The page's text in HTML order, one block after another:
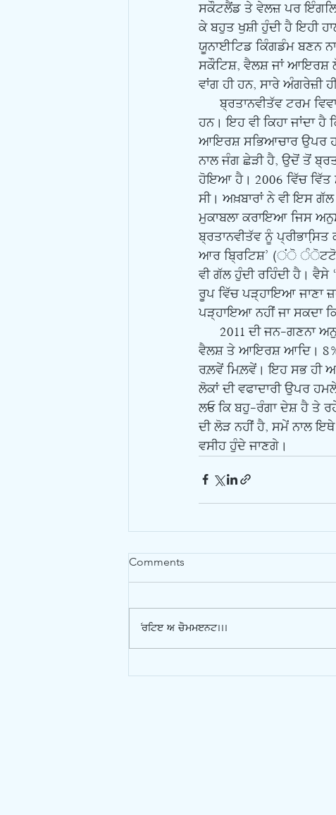
ਸਕੌਟਲੈਂਡ ਤੇ ਵੇਲਜ਼ ਪਰ
ਕੇ ਬਹੁਤ ਖੁਸ਼ੀ ਹੁੰਦੀ ਹੈ ਇਹੀ
ਯੂਨਾਈਟਿਡ ਕਿੰਗਡੰਮ ਬਣਨ
ਸਕੌਟਿਸ਼, ਵੈਲਸ਼ ਜਾਂ ਆਇਰਸ਼
ਵਾਂਗ ਹੀ ਹਨ, ਸਾਰੇ ਅੰਗਰੇਜ਼ੀ
ਹਨ। ਇਹ ਵੀ ਕਿਹਾ ਜਾਂਦਾ ਹੈ
ਆਇਰਸ਼ ਸਭਿਆਚਾਰ ਉਪਰ
ਨਾਲ ਜੰਗ ਛੇੜੀ ਹੈ, ਉਦੋਂ ਤੋਂ
ਹੋਇਆ ਹੈ। 2006 ਵਿੱਚ ਵਿੱਤ
ਸੀ। ਅਖ਼ਬਾਰਾਂ ਨੇ ਵੀ ਇਸ
ਮੁਕਾਬਲਾ ਕਰਾਇਆ ਜਿਸ
ਬ੍ਰਤਾਨਵੀਤੱਵ ਨੂੰ
ਆਰ ਬਿ੍ਰਟਿਸ਼’ (ਂੋ ੰੋਟਟੋ
ਵੀ ਗੱਲ ਹੁੰਦੀ ਰਹਿੰਦੀ ਹੈ।
ਰੂਪ ਵਿੱਚ ਪੜ੍ਹਾਇਆ ਜਾਣਾ
ਪੜ੍ਹਾਇਆ ਨਹੀਂ ਜਾ ਸਕਦਾ
ਵੈਲਸ਼ ਤੇ ਆਇਰਸ਼ ਆਦਿ। 8%
ਰਲ਼ਵੇਂ ਮਿਲ਼ਵੇਂ। ਇਹ ਸਭ ਹੀ
ਲੋਕਾਂ ਦੀ ਵਫਾਦਾਰੀ ਉਪਰ
ਲE ਕਿ ਬਹੁ-ਰੰਗਾ ਦੇਸ਼ ਹੈ ਤੇ
ਦੀ ਲੋੜ ਨਹੀਂ ਹੈ, ਸਮੇਂ ਨਾਲ ਇਥੇ
ਵਸੀਹ ਹੁੰਦੇ ਜਾਣਗੇ।
Comments
Write a comment...